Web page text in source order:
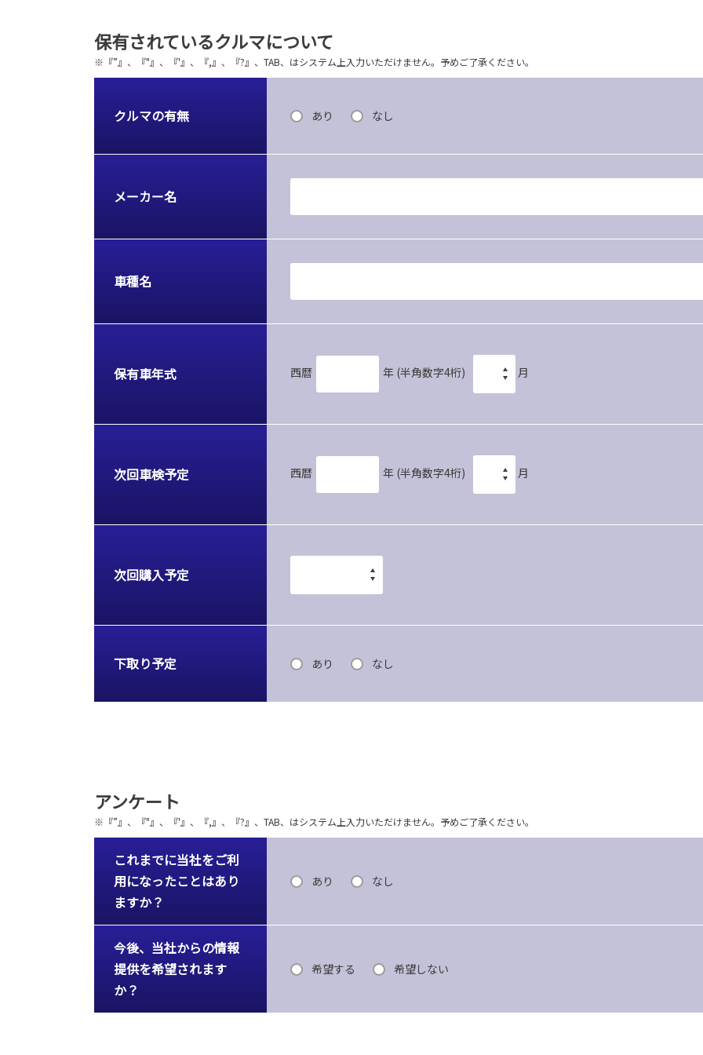
保有されているクルマについて
※『”』、『"』、『'』、『,』、『?』、TAB、はシステム上入力いただけません。予めご了承ください。
クルマの有無 あり なし
メーカー名
車種名
保有車年式 西暦 年 (半角数字4桁) 月
次回車検予定 西暦 年 (半角数字4桁) 月
次回購入予定
下取り予定 あり なし
アンケート
※『”』、『"』、『'』、『,』、『?』、TAB、はシステム上入力いただけません。予めご了承ください。
これまでに当社をご利
用になったことはあり
ますか？
あり なし
今後、当社からの情報
提供を希望されます
か？
希望する 希望しない